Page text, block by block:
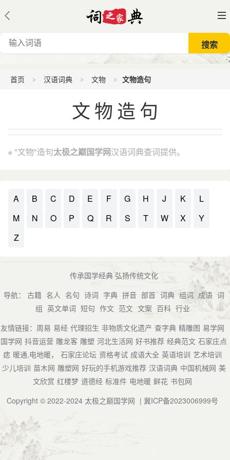
首页 汉语词典 文物 文物造句
文物造句
※ "文物"造句太极之巅国学网汉语词典查词提供。
A B C D E F G H J K
L
M
N O P Q R S T W X
Y
Z
传承国学经典 弘扬传统文化
导航： 古籍 名人 名句 诗词 字典 拼音 部首 词典 组词 成语 词
组 英文单词 短句 作文 范文 文案 百科 行业
友情链接： 周易 易经 代理招生 非物质文化遗产 查字典 精雕图 易学网
国学网 抖音运营 雕龙客 雕塑 河北生活网 好书推荐 经典范文 石家庄点
痣 暖通,电地暖， 石家庄论坛 资格考试 成语大全 英语培训 艺术培训
少儿培训 苗木网 雕塑网 好玩的手机游戏推荐 汉语词典 中国机械网 美
文欣赏 红楼梦 道德经 标准件 电地暖 鲜花 书包网
Copyright © 2022-2024 太极之巅国学网 | 冀ICP备2023006999号